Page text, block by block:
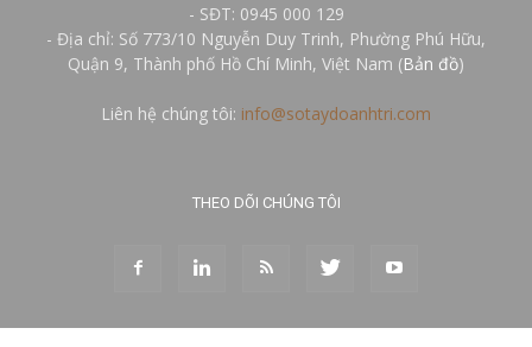
- SĐT: 0945 000 129
- Địa chỉ: Số 773/10 Nguyễn Duy Trinh, Phường Phú Hữu,
Quận 9, Thành phố Hồ Chí Minh, Việt Nam (Bản đồ)
Liên hệ chúng tôi: info@sotaydoanhtri.com
THEO DÕI CHÚNG TÔI